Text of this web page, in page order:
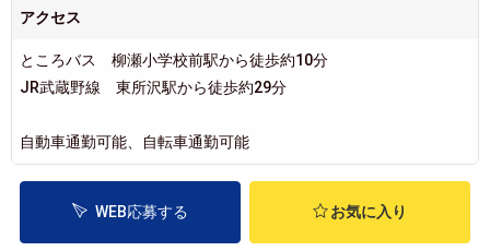
アクセス
ところバス 柳瀬小学校前駅から徒歩約10分
JR武蔵野線 東所沢駅から徒歩約29分
自動車通勤可能、自転車通勤可能
WEB応募する お気に入り